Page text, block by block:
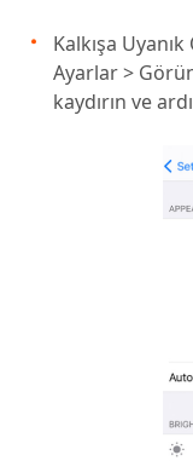
Kalkışa
Ayarlar >
kaydırın ve